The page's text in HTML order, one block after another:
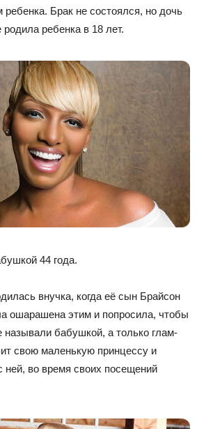
ребенка. Брак не состоялся, но дочь
ребенка в 18 лет.
44 года.
внучка, когда её сын Брайсон
ошарашена этим и попросила, чтобы
называли бабушкой, а только глам-
свою маленькую принцессу и
ней, во время своих посещений